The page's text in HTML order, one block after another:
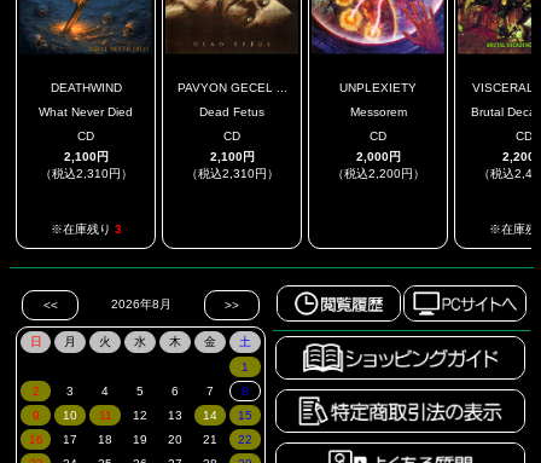
DEATHWIND
What Never Died
CD
2,100円
（税込2,310円）
※在庫残り 3
PAVYON GECEL ...
Dead Fetus
CD
2,100円
（税込2,310円）
UNPLEXIETY
Messorem
CD
2,000円
（税込2,200円）
VISCERAL
Brutal
CD
2,200
（税込
※在庫残